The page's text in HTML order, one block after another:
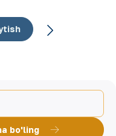
bo'ling